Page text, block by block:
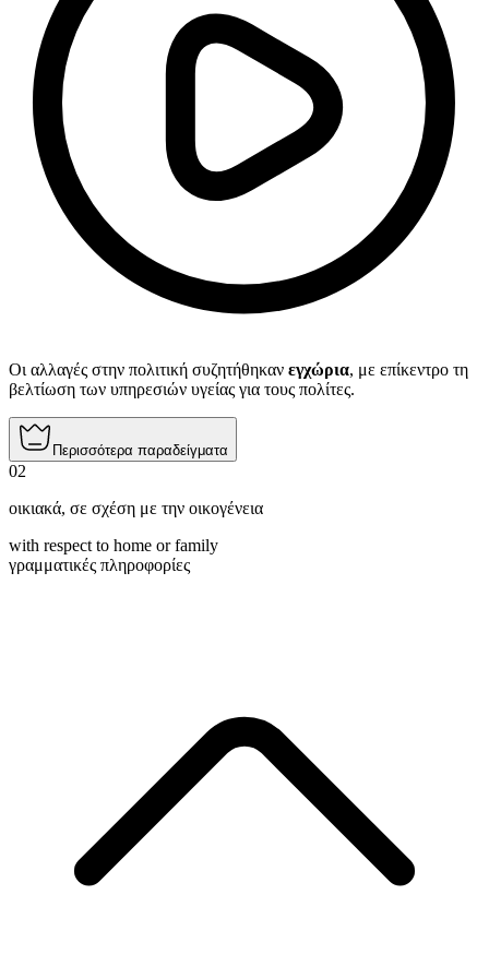
Οι αλλαγές στην πολιτική συζητήθηκαν εγχώρια, με επίκεντρο τη
βελτίωση των υπηρεσιών υγείας για τους πολίτες.
Περισσότερα παραδείγματα
02
οικιακά, σε σχέση με την οικογένεια
with respect to home or family
γραμματικές πληροφορίες